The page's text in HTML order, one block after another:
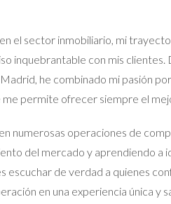
el sector inmobiliario, mi
inquebrantable con mis clientes.
he combinado mi pasión
me permite ofrecer siempre el
numerosas operaciones de
del mercado y aprendiendo a
escuchar de verdad a quienes
en una experiencia única y